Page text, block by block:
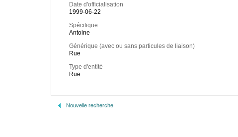
Date d'officialisation
1999-06-22
Spécifique
Antoine
Générique (avec ou sans particules de liaison)
Rue
Type d'entité
Rue
Nouvelle recherche